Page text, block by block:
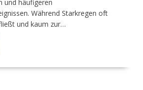
und häufigeren
Während Starkregen oft
und kaum zur…